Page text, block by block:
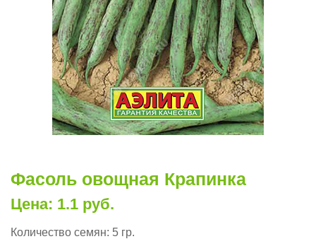
Фасоль овощная Крапинка
Цена: 1.1 руб.
Количество семян: 5 гр.